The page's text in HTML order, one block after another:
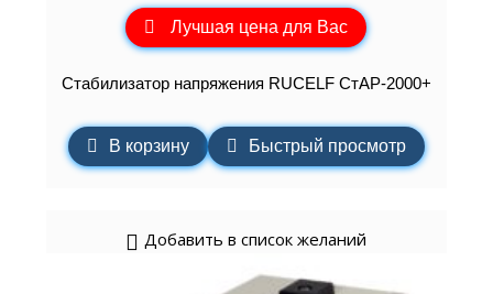
Лучшая цена для Вас
Стабилизатор напряжения RUCELF СтАР-2000+
В корзину Быстрый просмотр
Добавить в список желаний